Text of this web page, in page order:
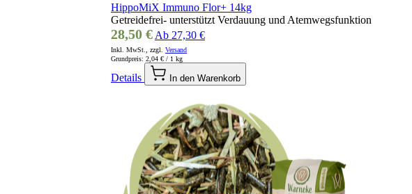
HippoMiX Immuno Flor+ 14kg
Getreidefrei- unterstützt Verdauung und Atemwegsfunktion
28,50 € Ab 27,30 €
Inkl. MwSt., zzgl. Versand
Grundpreis: 2,04 € / 1 kg
Details In den Warenkorb